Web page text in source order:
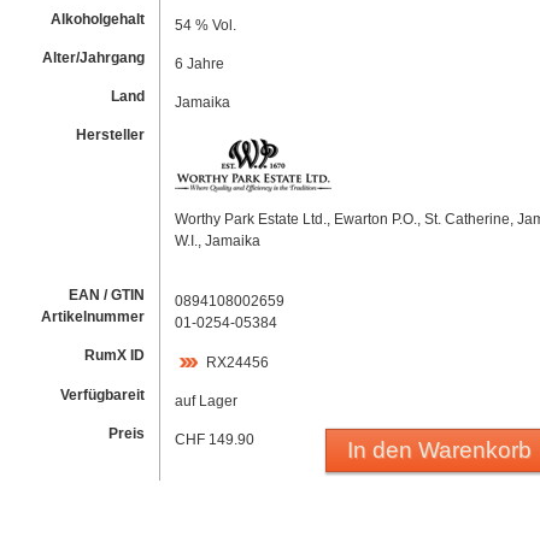
Alkoholgehalt
54 % Vol.
Alter/Jahrgang
6 Jahre
Land
Jamaika
Hersteller
Worthy Park Estate Ltd., Ewarton P.O., St. Catherine,
W.I., Jamaika
EAN / GTIN
Artikelnummer
0894108002659
01-0254-05384
RumX ID
RX24456
Verfügbareit
auf Lager
Preis
CHF 149.90 In den Warenkorb